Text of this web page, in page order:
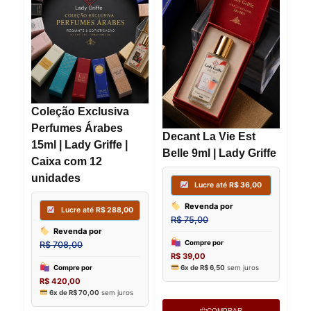
Coleção Exclusiva
Perfumes Árabes
15ml | Lady Griffe |
Caixa com 12
unidades
Decant La Vie Est
Belle 9ml | Lady Griffe